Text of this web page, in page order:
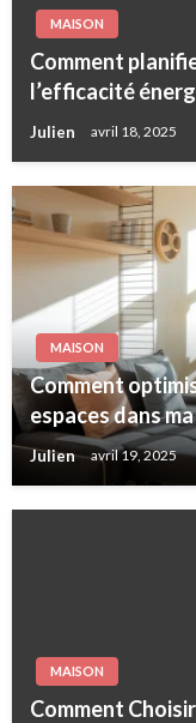
MAISON
Comment
l’efficacité
Julien avril 18, 2025
MAISON
Comment
espaces dans
Julien avril 19, 2025
MAISON
Comment